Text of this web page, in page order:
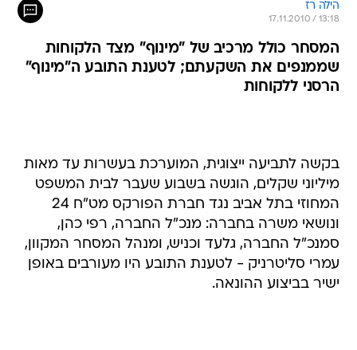
הילה רז
17.11.2010 / 13:18
המסחר כולל מרכיב של "מינוף" מצד הלקוחות
שממנפים את השקעתם; לטענת התובע ה"מינוף"
הרסני ללקוחות
בקשה לתביעה ייצוגית, המוערכת בעשרות עד מאות
מיליוני שקלים, הוגשה בשבוע שעבר לבית המשפט
המחוזי בתל אביב נגד חברת הפורקס מט"ח 24
ונושאי משרה בחברה: מנכ"ל החברה, רפי כהן,
סמנכ"ל החברה, גלעד וכניש, ומנהל המסחר המקוון,
עמרי סליטרניק - לטענת התובע היו מעורבים באופן
ישיר בביצוע ההונאה.